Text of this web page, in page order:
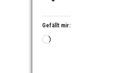
Gefällt mir:
Wird